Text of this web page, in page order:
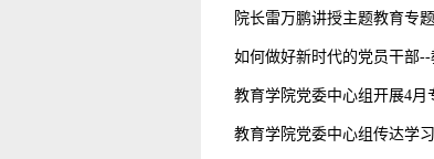
院长雷万鹏讲授主题教育专
如何做好新时代的党员干部
教育学院党委中心组开展4月
教育学院党委中心组传达学